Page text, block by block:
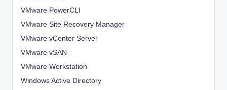
VMware PowerCLI
VMware Site Recovery Manager
VMware vCenter Server
VMware vSAN
VMware Workstation
Windows Active Directory